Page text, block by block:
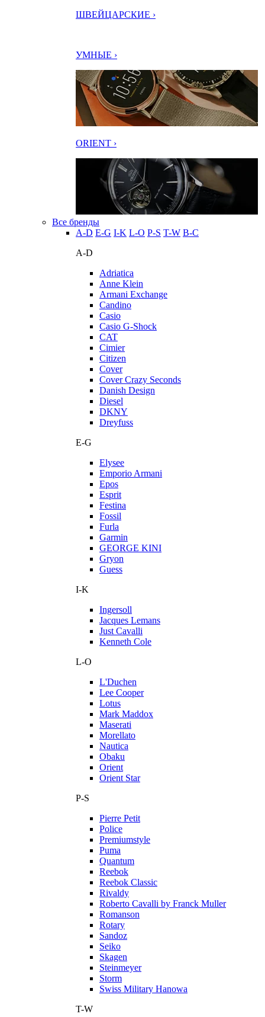
ШВЕЙЦАРСКИЕ ›
УМНЫЕ ›
ORIENT ›
Все бренды
A-D E-G I-K L-O P-S T-W В-С
A-D
Adriatica
Anne Klein
Armani Exchange
Candino
Casio
Casio G-Shock
CAT
Cimier
Citizen
Cover
Cover Crazy Seconds
Danish Design
Diesel
DKNY
Dreyfuss
E-G
Elysee
Emporio Armani
Epos
Esprit
Festina
Fossil
Furla
Garmin
GEORGE KINI
Gryon
Guess
I-K
Ingersoll
Jacques Lemans
Just Cavalli
Kenneth Cole
L-O
L'Duchen
Lee Cooper
Lotus
Mark Maddox
Maserati
Morellato
Nautica
Obaku
Orient
Orient Star
P-S
Pierre Petit
Police
Premiumstyle
Puma
Quantum
Reebok
Reebok Classic
Rivaldy
Roberto Cavalli by Franck Muller
Romanson
Rotary
Sandoz
Seiko
Skagen
Steinmeyer
Storm
Swiss Military Hanowa
T-W